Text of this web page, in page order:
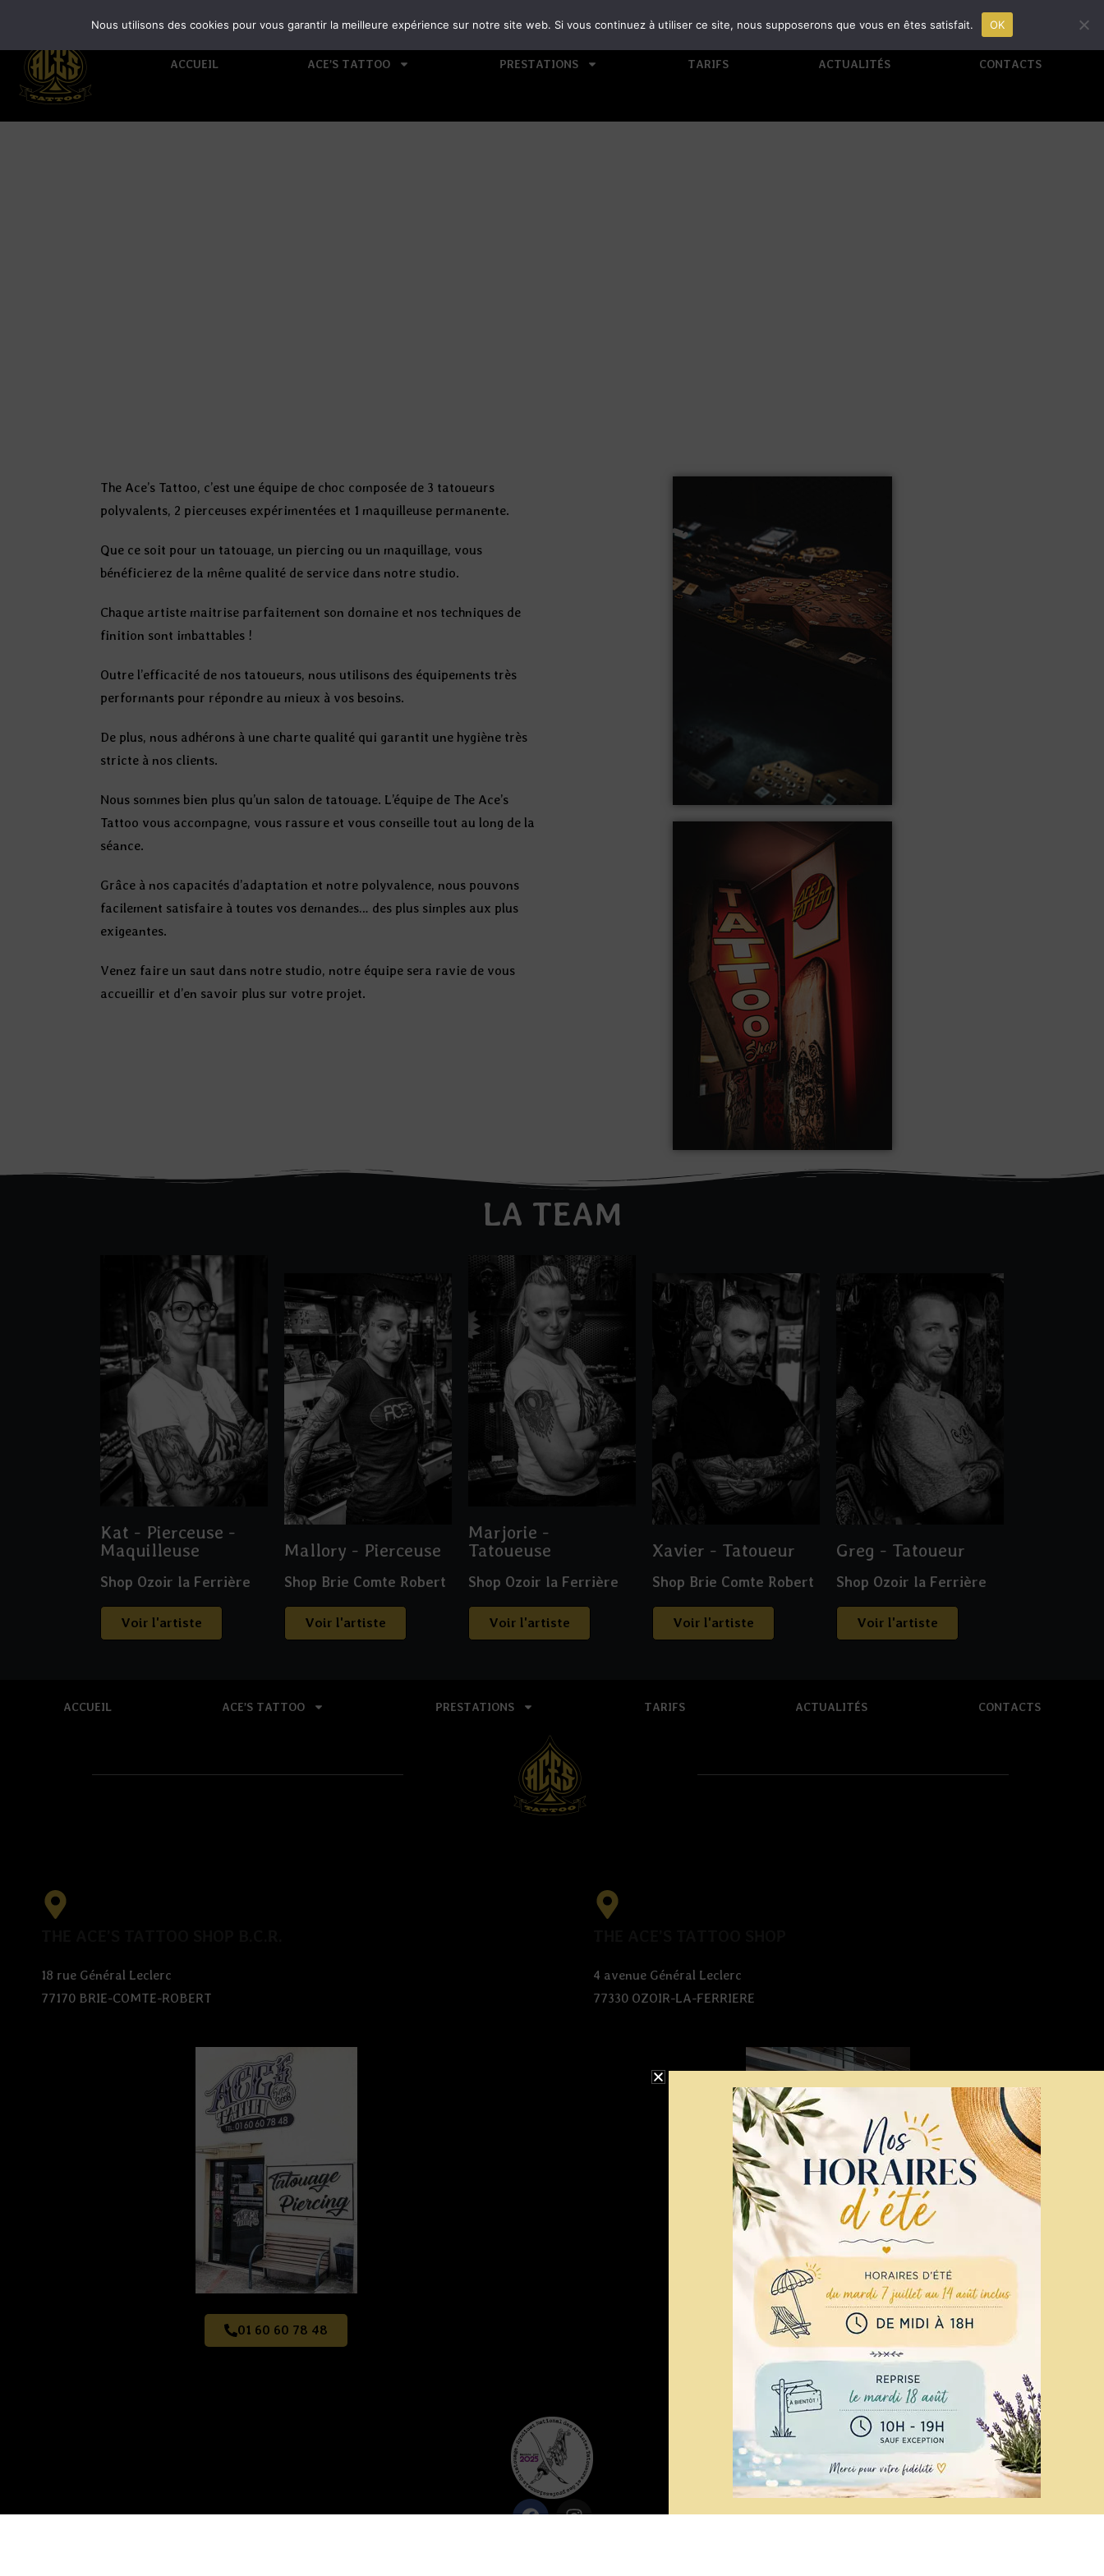
ACCUEIL ACE’S TATTOO PRESTATIONS TARIFS ACTUALITÉS CONTACTS
The Ace’s Tattoo, c’est une équipe de choc composée de 3 tatoueurs
polyvalents, 2 pierceuses expérimentées et 1 maquilleuse permanente.
Que ce soit pour un tatouage, un piercing ou un maquillage, vous
bénéficierez de la même qualité de service dans notre studio.
Chaque artiste maitrise parfaitement son domaine et nos techniques de
finition sont imbattables !
Outre l’efficacité de nos tatoueurs, nous utilisons des équipements très
performants pour répondre au mieux à vos besoins.
De plus, nous adhérons à une charte qualité qui garantit une hygiène très
stricte à nos clients.
Nous sommes bien plus qu’un salon de tatouage. L’équipe de The Ace’s
Tattoo vous accompagne, vous rassure et vous conseille tout au long de la
séance.
Grâce à nos capacités d’adaptation et notre polyvalence, nous pouvons
facilement satisfaire à toutes vos demandes… des plus simples aux plus
exigeantes.
Venez faire un saut dans notre studio, notre équipe sera ravie de vous
accueillir et d’en savoir plus sur votre projet.
LA TEAM
Kat - Pierceuse -
Maquilleuse
Shop Ozoir la Ferrière
Voir l'artiste
Mallory - Pierceuse
Shop Brie Comte Robert
Voir l'artiste
Marjorie -
Tatoueuse
Shop Ozoir la Ferrière
Voir l'artiste
Xavier - Tatoueur
Shop Brie Comte Robert
Voir l'artiste
Greg - Tatoueur
Shop Ozoir la Ferrière
Voir l'artiste
ACCUEIL ACE’S TATTOO PRESTATIONS TARIFS ACTUALITÉS CONTACTS
18 rue Général Leclerc
77170 BRIE-COMTE-ROBERT
01 60 60 78 48
4 avenue Général Leclerc
77330 OZOIR-LA-FERRIERE
01 64 40 68 59
Nous utilisons des cookies pour vous garantir la meilleure expérience sur notre site web. Si vous continuez à utiliser ce site, nous supposerons que vous en êtes satisfait. OK